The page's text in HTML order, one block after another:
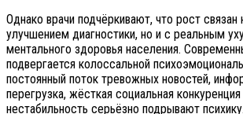
Однако врачи подчёркивают, что рост связан
улучшением диагностики, но и с реальным
ментального здоровья населения.
подвергается колоссальной
постоянный поток тревожных новостей,
перегрузка, жёсткая социальная
нестабильность серьёзно подрывают